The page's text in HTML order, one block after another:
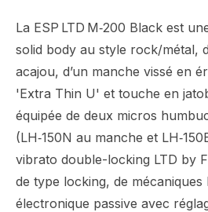
La ESP LTD M‑200 Black est
solid body au style rock/métal,
acajou, d’un manche vissé en
'Extra Thin U' et touche en
équipée de deux micros
(LH‑150N au manche et
vibrato double-locking LTD by
de type locking, de mécaniques
électronique passive avec